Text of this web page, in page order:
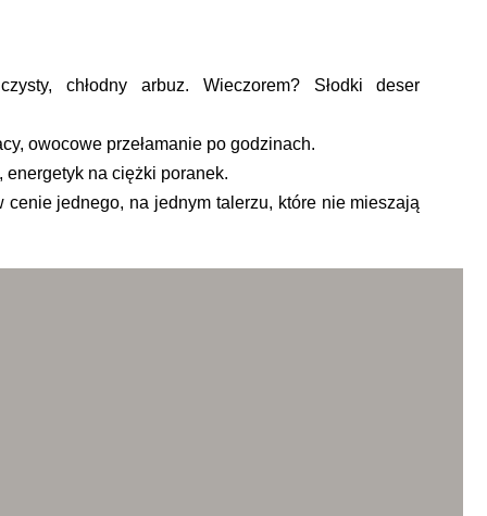
chłodny arbuz. Wieczorem? Słodki deser
owocowe przełamanie po godzinach.
energetyk na ciężki poranek.
jednego, na jednym talerzu, które nie mieszają